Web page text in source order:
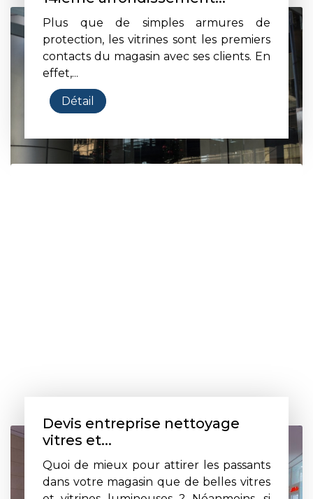
Plus que de simples armures de
protection, les vitrines sont les premiers
contacts du magasin avec ses clients. En
effet,...
Détail
Devis entreprise nettoyage
vitres et...
Quoi de mieux pour attirer les passants
dans votre magasin que de belles vitres